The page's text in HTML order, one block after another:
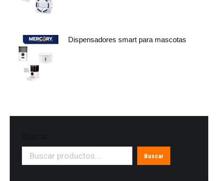
Dispensadores smart para mascotas
Buscar